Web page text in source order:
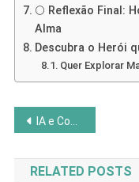
🌕 Reflexão Final:
Alma
Descubra o Herói
Quer Explorar
Navegação
de
IA e Consciência: Tecnologia Encontra Essência Interior?
RELATED POSTS